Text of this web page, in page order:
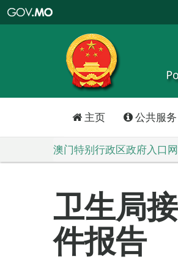
特
政
区
政
口
主页 公共服务
澳门特别行政区政府入口
卫生局
件报告